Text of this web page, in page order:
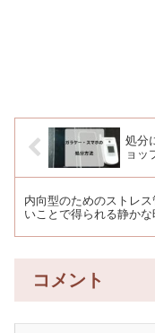
処分
ョッ
内向型のためのストレ
いことで得られる静かな
コメント